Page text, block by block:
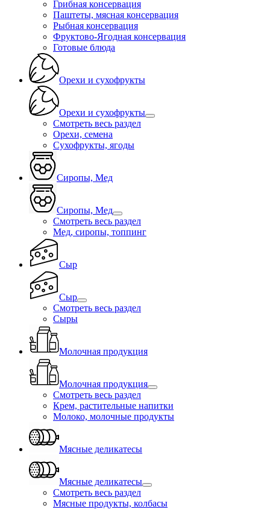
Грибная консервация
Паштеты, мясная консервация
Рыбная консервация
Фруктово-Ягодная консервация
Готовые блюда
Орехи и сухофрукты
Орехи и сухофрукты
Смотреть весь раздел
Орехи, семена
Сухофрукты, ягоды
Сиропы, Мед
Сиропы, Мед
Смотреть весь раздел
Мед, сиропы, топпинг
Сыр
Сыр
Смотреть весь раздел
Сыры
Молочная продукция
Молочная продукция
Смотреть весь раздел
Крем, растительные напитки
Молоко, молочные продукты
Мясные деликатесы
Мясные деликатесы
Смотреть весь раздел
Мясные продукты, колбасы